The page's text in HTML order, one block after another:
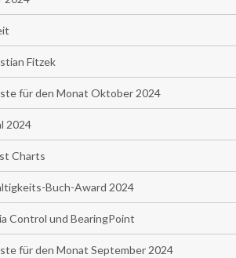
Fitzek
für den Monat Oktober 2024
2024
Charts
Buch-Award 2024
Control und BearingPoint
für den Monat September 2024